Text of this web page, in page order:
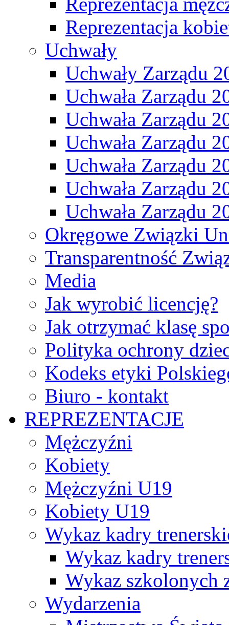
Reprezentacja
Uchwały
Uchwały Zarządu
Uchwała Zarządu
Uchwała Zarządu
Uchwała Zarządu
Uchwała Zarządu
Uchwała Zarządu
Uchwała Zarządu
Okręgowe Związki
Transparentność
Media
Jak wyrobić licencję?
Jak otrzymać klasę
Polityka ochrony
Kodeks etyki
Biuro - kontakt
REPREZENTACJE
Mężczyźni
Kobiety
Mężczyźni U19
Kobiety U19
Wykaz kadry
Wykaz kadry
Wykaz szkolonych
Wydarzenia